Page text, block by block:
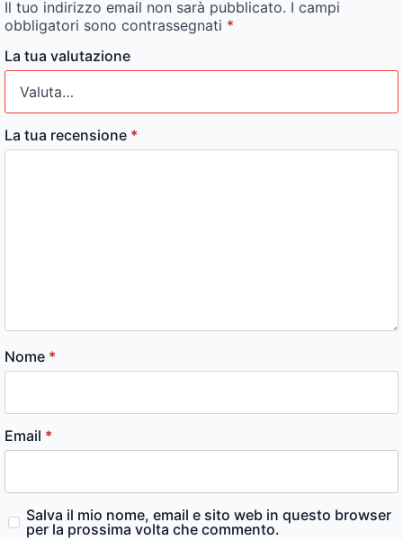
Il tuo indirizzo email non sarà pubblicato. I campi
obbligatori sono contrassegnati *
La tua valutazione
La tua recensione *
Nome *
Email *
Salva il mio nome, email e sito web in questo browser
per la prossima volta che commento.